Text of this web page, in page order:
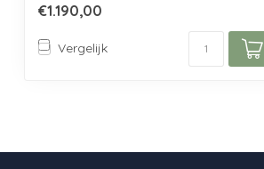
€1.190,00
Vergelijk